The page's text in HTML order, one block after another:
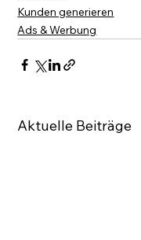
Kunden generieren
Ads & Werbung
Aktuelle Beiträge